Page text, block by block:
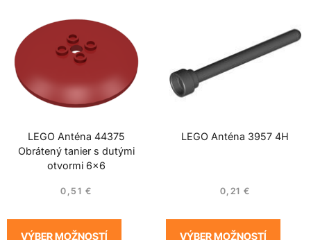
LEGO Anténa 44375
Obrátený tanier s dutými
otvormi 6×6
0,51 €
VÝBER MOŽNOSTÍ
LEGO Anténa 3957 4H
0,21 €
VÝBER MOŽNOSTÍ